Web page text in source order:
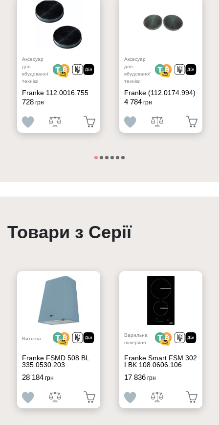
Аксесуар
для
вбудованої
техніки
Franke 112.0016.755
728грн
Аксесуар
для
вбудованої
техніки
Franke (112.0174.994)
4 784грн
Товари з Серії
Витяжка
Franke FSMD 508 BL
335.0530.203
28 184грн
Варильна
поверхня
Franke Smart FSM 302
I BK 108.0606.106
17 836грн